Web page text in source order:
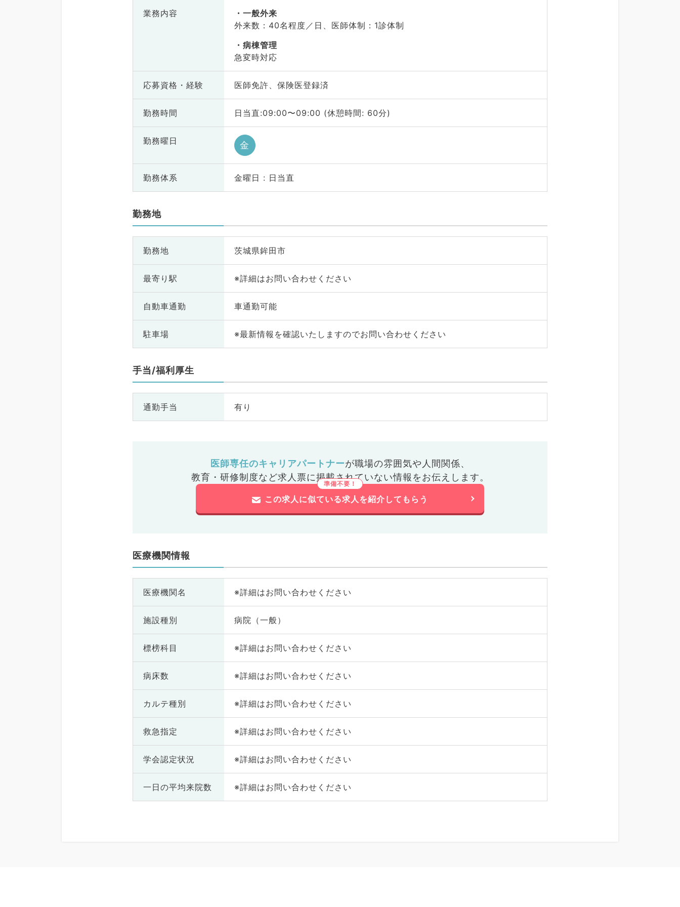
業務内容
一般外来
外来数：40名程度／日、医師体制：1診体制
病棟管理
急変時対応
応募資格・ 経験 医師免許、保険医登録済
勤務時間 日当直:09:00〜09:00 (休憩時間: 60分)
勤務曜日 金
勤務体系 金曜日 : 日当直
勤務地
勤務地 茨城県鉾田市
最寄り駅 ※詳細はお問い合わせください
自動車通勤 車通勤可能
駐車場 ※最新情報を確認いたしますのでお問い合わせください
手当/福利厚生
通勤手当 有り
医師専任のキャリアパートナーが職場の雰囲気や人間関係、
教育・研修制度など求人票に掲載されていない情報をお伝えします。
この求人に似ている求人を紹介してもらう
医療機関情報
医療機関名 ※詳細はお問い合わせください
施設種別 病院（一般）
標榜科目 ※詳細はお問い合わせください
病床数 ※詳細はお問い合わせください
カルテ種別 ※詳細はお問い合わせください
救急指定 ※詳細はお問い合わせください
学会認定状況 ※詳細はお問い合わせください
一日の平均来院数 ※詳細はお問い合わせください